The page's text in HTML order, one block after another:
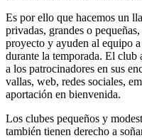
Es por ello que hacemos un
privadas, grandes o
proyecto y ayuden al equipo
durante la temporada. El club
a los patrocinadores en sus
vallas, web, redes sociales,
aportación en bienvenida.
Los clubes pequeños y
también tienen derecho a